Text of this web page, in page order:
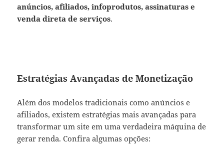
anúncios, afiliados, infoprodutos, assinaturas e
venda direta de serviços.
Estratégias Avançadas de Monetização
Além dos modelos tradicionais como anúncios e
afiliados, existem estratégias mais avançadas para
transformar um site em uma verdadeira máquina de
gerar renda. Confira algumas opções: